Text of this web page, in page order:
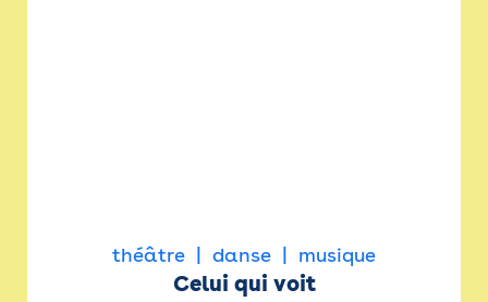
théâtre danse musique
Celui qui voit